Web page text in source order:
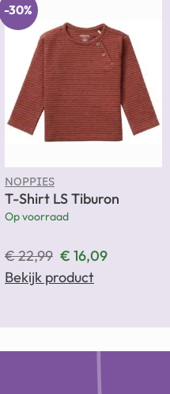
-30%
NOPPIES
T-Shirt LS Tiburon
Op voorraad
€22,99 € 16,09
Bekijk product